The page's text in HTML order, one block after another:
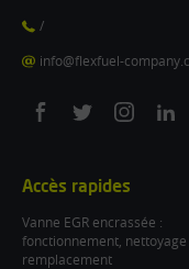
/
info@flexfuel-
On
On
On
On
Accès rapides
Vanne EGR encrassée :
fonctionnement,
remplacement